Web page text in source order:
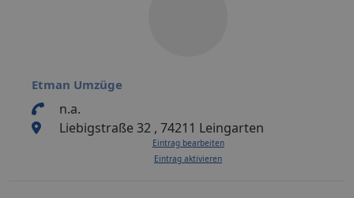
Etman Umzüge
n.a.
Liebigstraße 32 , 74211 Leingarten
Eintrag bearbeiten
Eintrag aktivieren